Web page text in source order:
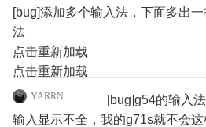
[bug]添加多个输入法，下面多出
法
点击重新加载
点击重新加载
YARRN
[bug]g54的输入法
输入显示不全，我的g71s就不会这